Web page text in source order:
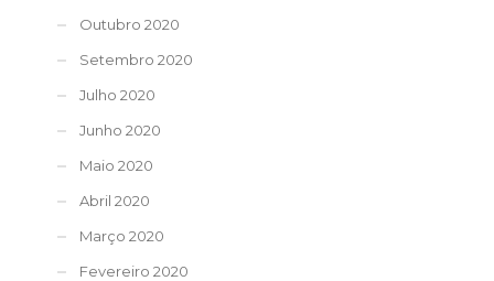
Outubro 2020
Setembro 2020
Julho 2020
Junho 2020
Maio 2020
Abril 2020
Março 2020
Fevereiro 2020